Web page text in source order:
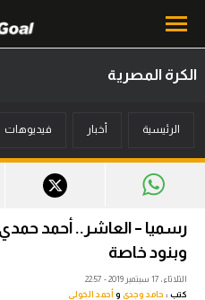
أخبار
ميركاتو
فانتازي في الجول
الكرة المصرية
الرئيسية أخبار فيديوهات
وبنود خاصة
الثلاثاء، 17 سبتمبر 2019 - 22:57
كتب : حامد وجدي و أحمد الخولي